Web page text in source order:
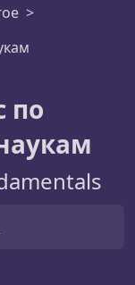
по